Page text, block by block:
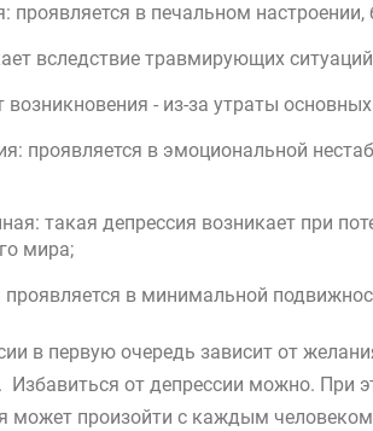
проявляется в печальном настроении,
вследствие травмирующих
возникновения - из-за утраты
проявляется в эмоциональной
такая депрессия возникает при
мира;
проявляется в минимальной
в первую очередь зависит от
Избавиться от депрессии можно. При
может произойти с каждым